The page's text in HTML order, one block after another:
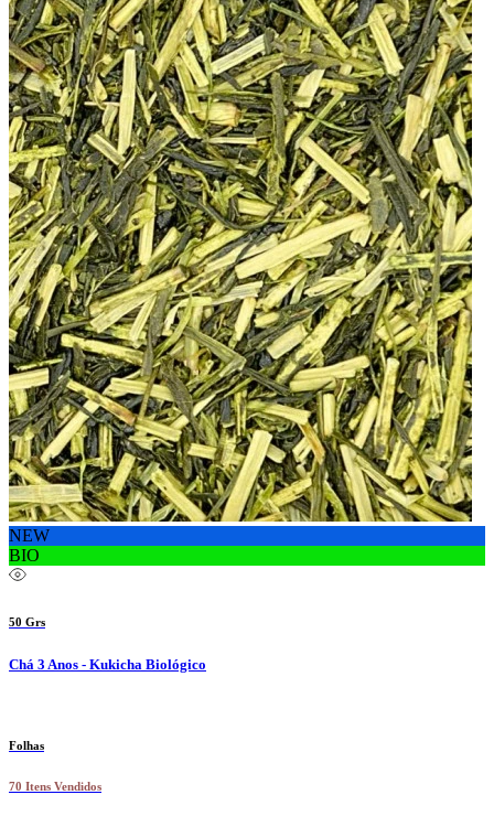
NEW
BIO
50 Grs
Chá 3 Anos - Kukicha Biológico
Folhas
70 Itens Vendidos